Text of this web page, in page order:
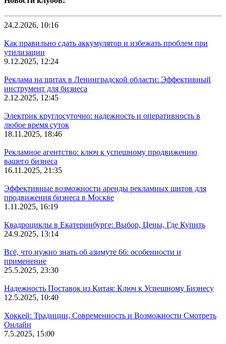
24.2.2026, 10:16
Как правильно сдать аккумулятор и избежать проблем при
утилизации
9.12.2025, 12:24
Реклама на щитах в Ленинградской области: Эффективный
инструмент для бизнеса
2.12.2025, 12:45
Электрик круглосуточно: надежность и оперативность в
любое время суток
18.11.2025, 18:46
Рекламное агентство: ключ к успешному продвижению
вашего бизнеса
16.11.2025, 21:35
Эффективные возможности аренды рекламных щитов для
продвижения бизнеса в Москве
1.11.2025, 16:19
Квадроциклы в Екатеринбурге: Выбор, Цены, Где Купить
24.9.2025, 13:14
Всё, что нужно знать об азимуте 66: особенности и
применение
25.5.2025, 23:30
Надежность Поставок из Китая: Ключ к Успешному Бизнесу
12.5.2025, 10:40
Хоккей: Традиции, Современность и Возможности Смотреть
Онлайн
7.5.2025, 15:00